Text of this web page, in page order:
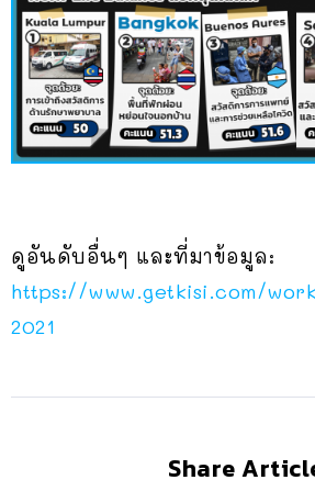
ดูอันดับอื่นๆ และที่มาข้อมูล:
https://www.getkisi.com/
2021
Share